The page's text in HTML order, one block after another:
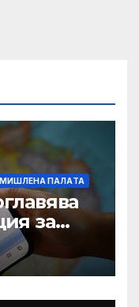
ПАЛAТА
за